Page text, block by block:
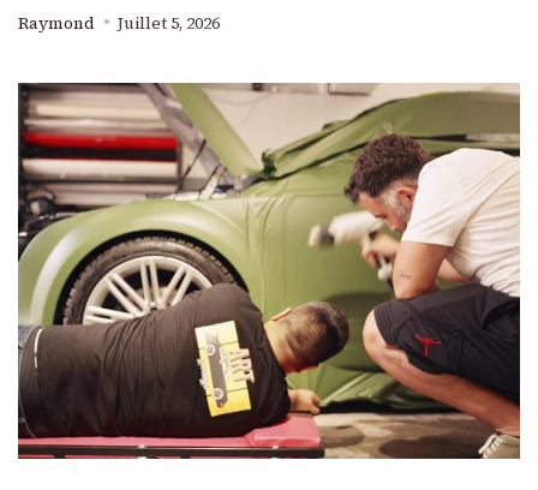
Raymond Juillet 5, 2026